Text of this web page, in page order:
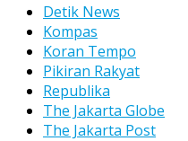
Detik News
Kompas
Koran Tempo
Pikiran Rakyat
Republika
The Jakarta Globe
The Jakarta Post